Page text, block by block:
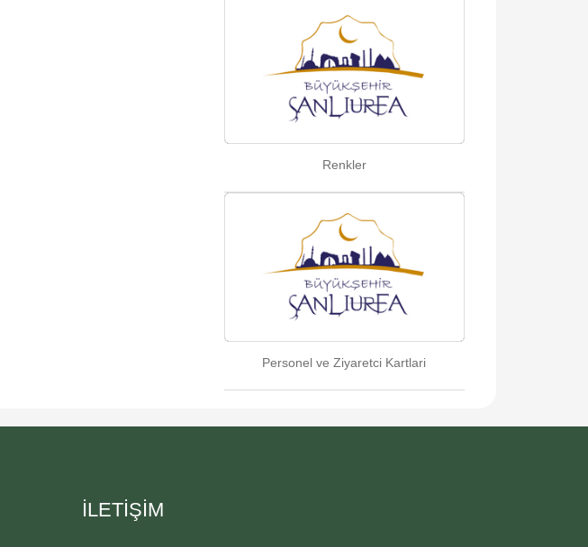
Renkler
Personel ve Ziyaretci Kartlari
İLETİŞİM